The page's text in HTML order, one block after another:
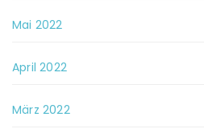
Mai 2022
April 2022
März 2022